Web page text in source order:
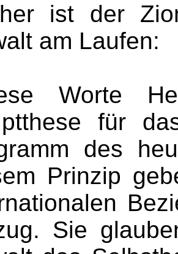
ist der
am Laufen:
Worte
für
des
Prinzip
Sie